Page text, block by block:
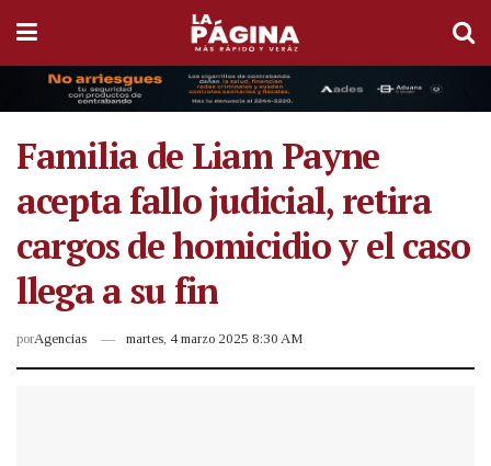
Familia de Liam Payne
acepta fallo judicial, retira
cargos de homicidio y el caso
llega a su fin
porAgencias martes, 4 marzo 2025 8:30 AM